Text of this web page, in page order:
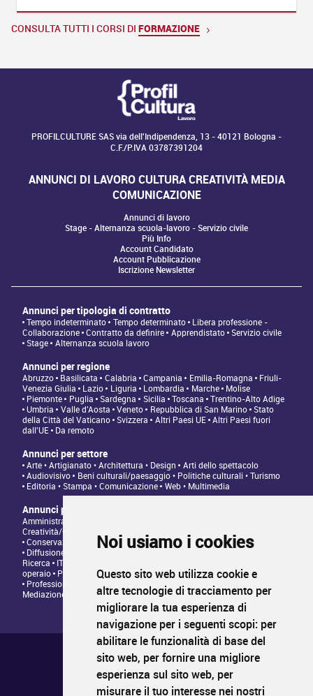
Noi usiamo i cookies
Questo sito web utilizza cookie e
altre tecnologie di tracciamento per
migliorare la tua esperienza di
navigazione per i seguenti scopi: per
abilitare le funzionalità di base del
sito web, per fornire una migliore
esperienza sul sito web, per
misurare il tuo interesse nei nostri
CONSULTA TUTTI I CORSI DI FORMAZIONE
PROFILCULTURE SAS via dell'Indipendenza, 13 - 40121 Bologna -
C.F./P.IVA 03787391204
ANNUNCI DI LAVORO CULTURA CREATIVITÀ MEDIA
COMUNICAZIONE
Annunci di lavoro
Stage - Alternanza scuola-lavoro - Servizio civile
Più Info
Account Candidato
Account Pubblicazione
Iscrizione Newsletter
Annunci per tipologia di contratto
Tempo indeterminato Tempo determinato
Libera professione -
Collaborazione
Contratto da definire Apprendistato
Servizio civile
Stage
Alternanza scuola lavoro
Annunci per regione
Abruzzo Basilicata Calabria Campania Emilia-Romagna
Friuli-
Venezia Giulia
Lazio Liguria Lombardia Marche
Molise
Piemonte
Puglia Sardegna Sicilia Toscana
Trentino-Alto Adige
Umbria
Valle d'Aosta Veneto Repubblica di San Marino
Stato
della Città del Vaticano
Svizzera Altri Paesi UE
Altri Paesi fuori
dall'UE
Da remoto
Annunci per settore
Arte • Artigianato • Architettura • Design
Arti dello spettacolo
Audiovisivo
Beni culturali/paesaggio • Politiche culturali • Turismo
Editoria • Stampa • Comunicazione Web • Multimedia
Annunci per tipologia di professione
Amministrazione • Direzione • Legale
Creatività/Grafica
Conservazione/Tutela/Valorizzazione Patrimonio Culturale
Diffusione/Distribuzione • Commerciale/Fundraising
Ricerca
IT/Programmazione web
operaio
Produzione/Programmazione • Project management
Professioni Editoriali • Giornalismo
Relazioni con il Pubblico •
Mediazione
Chi siamo ?
Condizioni generali di utilizzo
Informativa sulla privacy
Mappa del sito
FAQ pubblicazione